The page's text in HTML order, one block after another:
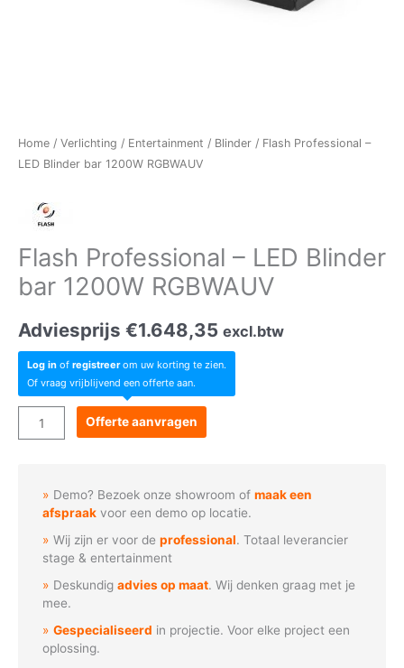
Home / Verlichting / Entertainment / Blinder / Flash Professional –
LED Blinder bar 1200W RGBWAUV
Flash Professional – LED Blinder
bar 1200W RGBWAUV
Adviesprijs €1.648,35 excl.btw
Log in of registreerom uw korting te zien.
Of vraag vrijblijvend een offerte aan.
Flash
Professional
Blinder
1200W
aantal
Offerte aanvragen
Demo? Bezoek onze showroom ofmaak een
afspraak voor een demo op locatie.
Wij zijn er voor deprofessional. Totaal leverancier
stage & entertainment
Deskundigadvies op maat. Wij denken graag met je
mee.
Gespecialiseerd in projectie. Voor elke project een
oplossing.